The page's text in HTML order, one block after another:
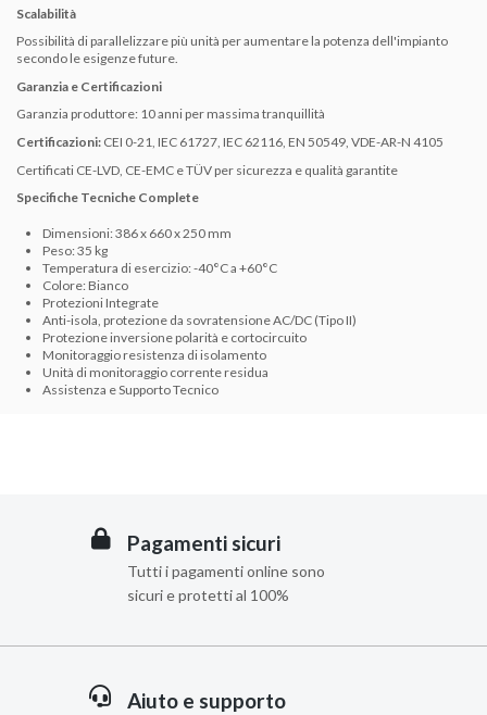
Scalabilità
Possibilità di parallelizzare più unità per aumentare la potenza dell'impianto
secondo le esigenze future.
Garanzia e Certificazioni
Garanzia produttore: 10 anni per massima tranquillità
Certificazioni: CEI 0-21, IEC 61727, IEC 62116, EN 50549, VDE-AR-N 4105
Certificati CE-LVD, CE-EMC e TÜV per sicurezza e qualità garantite
Specifiche Tecniche Complete
Dimensioni: 386 x 660 x 250 mm
Peso: 35 kg
Temperatura di esercizio: -40°C a +60°C
Colore: Bianco
Protezioni Integrate
Anti-isola, protezione da sovratensione AC/DC (Tipo II)
Protezione inversione polarità e cortocircuito
Monitoraggio resistenza di isolamento
Unità di monitoraggio corrente residua
Assistenza e Supporto Tecnico
Pagamenti sicuri
Tutti i pagamenti online sono
sicuri e protetti al 100%
Aiuto e supporto